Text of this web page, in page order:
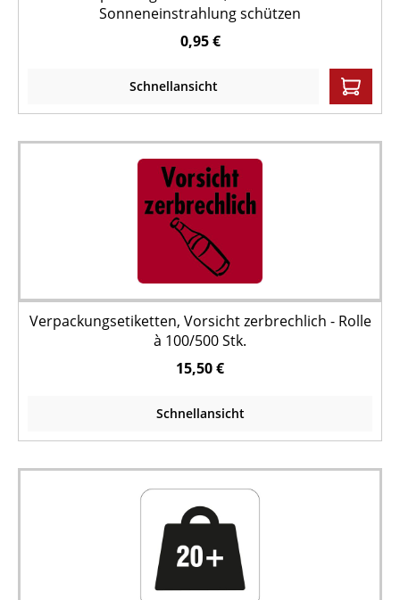
Sonneneinstrahlung schützen
0,95 €
Schnellansicht
Verpackungsetiketten, Vorsicht zerbrechlich - Rolle
à 100/500 Stk.
15,50 €
Schnellansicht